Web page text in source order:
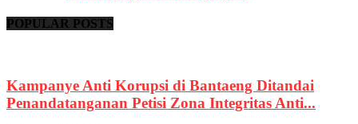
POPULAR POSTS
Kampanye Anti Korupsi di Bantaeng Ditandai
Penandatanganan Petisi Zona Integritas Anti...